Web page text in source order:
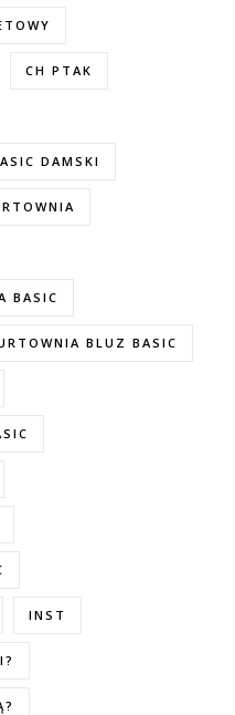
CH PTAK
DAMSKI
BASIC
BLUZ BASIC
INST